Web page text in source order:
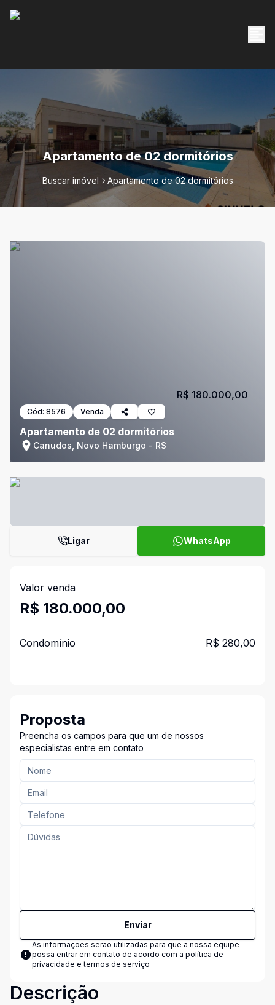
Apartamento de 02 dormitórios
Buscar imóvel Apartamento de 02 dormitórios
Cód: 8576 Venda
Apartamento de 02 dormitórios
Canudos, Novo Hamburgo - RS
R$ 180.000,00
Ligar WhatsApp
Valor venda
R$ 180.000,00
Condomínio R$ 280,00
Proposta
Preencha os campos para que um de nossos
especialistas entre em contato
Enviar
As informações serão utilizadas para que a nossa equipe
possa entrar em contato de acordo com a política de
privacidade e termos de serviço
Descrição